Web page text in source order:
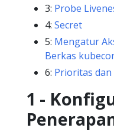
3: Probe
4: Secret
5: Mengatur
Berkas
6: Prioritas dan
1 -